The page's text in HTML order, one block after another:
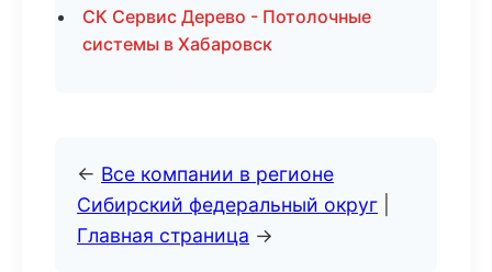
СК Сервис Дерево - Потолочные
системы в Хабаровск
← Все компании в регионе
Сибирский федеральный округ
Главная страница →